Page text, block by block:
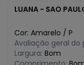
LUANA - SAO PAULO -
Cor: Amarelo / P
Avaliação geral do
Largura: Bom